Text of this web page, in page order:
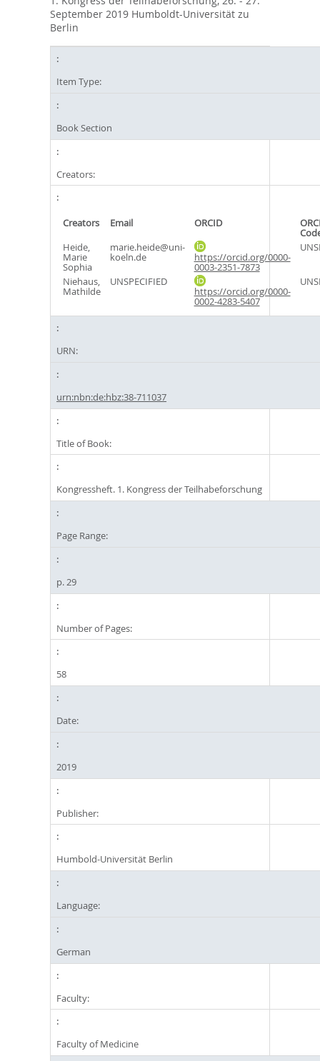
September 2019 Humboldt-Universität zu
Berlin
Item Type:
Book Section
Creators:
Creators Email ORCID
Heide,
Marie
Sophia
marie.heide@uni-
koeln.de https://orcid.org/0000-
0003-2351-7873
Niehaus,
Mathilde
UNSPECIFIED
https://orcid.org/0000-
0002-4283-5407
URN:
urn:nbn:de:hbz:38-711037
Title of Book:
Kongressheft. 1. Kongress der Teilhabeforschung
Page Range:
p. 29
Number of Pages:
58
Date:
2019
Publisher:
Humbold-Universität Berlin
Language:
German
Faculty:
Faculty of Medicine